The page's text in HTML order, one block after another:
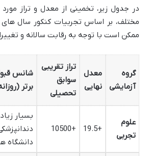
در جدول زیر، تخمینی از معدل و تراز
مختلف، بر اساس تجربیات کنکور سال
ممکن است با توجه به رقابت سالانه و
گروه
آزمایشی
معدل
نهایی
تراز تقریبی
سوابق
تحصیلی
شانس
برتر
علوم
تجربی
+19.5
+10500
بسیار
دانشگاه